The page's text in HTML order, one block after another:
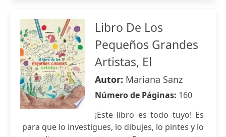
Libro De Los
Pequeños Grandes
Artistas, El
Autor: Mariana Sanz
Número de Páginas: 160
¡Este libro es todo tuyo! Es
para que lo investigues, lo dibujes, lo pintes y lo